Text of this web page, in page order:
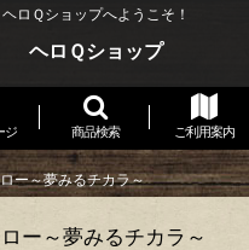
ヘロＱショップへようこそ！
ヘロＱショップ
ジ 商品検索 ご利用案内
ー～夢みるチカラ～
ー～夢みるチカラ～